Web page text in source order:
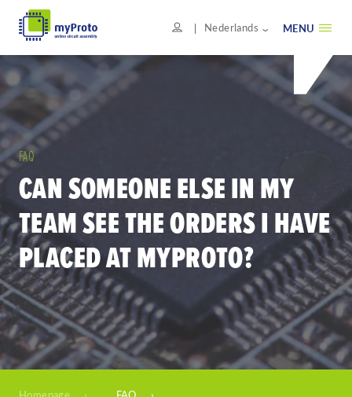
Nederlands MENU
FAQ
CAN SOMEONE ELSE IN MY
TEAM SEE THE ORDERS I HAVE
PLACED AT MYPROTO?